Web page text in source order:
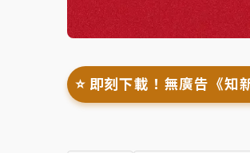
⭐️ 即刻下載！無廣告《知